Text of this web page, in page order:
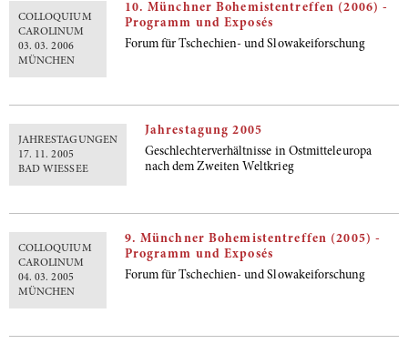
COLLOQUIUM
CAROLINUM
03. 03. 2006
MÜNCHEN
10. Münchner Bohemistentreffen (2006) -
Programm und Exposés
Forum für Tschechien- und Slowakeiforschung
JAHRESTAGUNGEN
17. 11. 2005
BAD WIESSEE
Jahrestagung 2005
Geschlechterverhältnisse in Ostmitteleuropa
nach dem Zweiten Weltkrieg
COLLOQUIUM
CAROLINUM
04. 03. 2005
MÜNCHEN
9. Münchner Bohemistentreffen (2005) -
Programm und Exposés
Forum für Tschechien- und Slowakeiforschung